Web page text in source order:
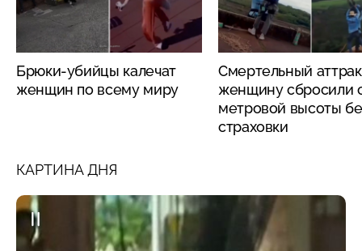
Брюки-убийцы калечат
женщин по всему миру
Смертельный
женщину сбросили
метровой высоты
страховки
КАРТИНА ДНЯ